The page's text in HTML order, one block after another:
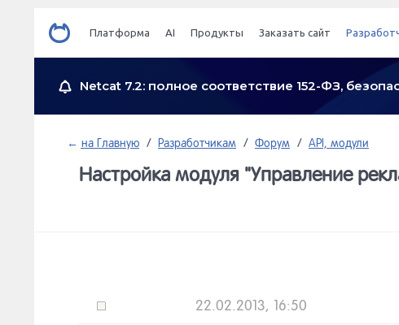
Платформа AI Продукты Заказать сайт
Netcat 7.2: полное соответствие 152-ФЗ,
← на Главную / Разработчикам / Форум / API, модули
Настройка модуля "Управление
22.02.2013, 16:50